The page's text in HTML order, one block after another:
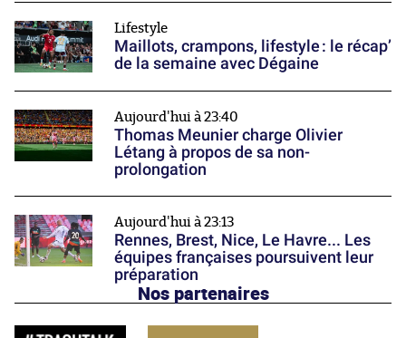
Lifestyle
Maillots, crampons, lifestyle : le récap’
de la semaine avec Dégaine
Aujourd'hui à 23:40
Thomas Meunier charge Olivier
Létang à propos de sa non-
prolongation
Aujourd'hui à 23:13
Rennes, Brest, Nice, Le Havre... Les
équipes françaises poursuivent leur
préparation
Nos partenaires